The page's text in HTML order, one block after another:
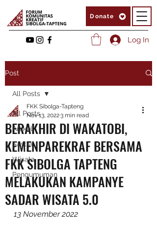
Donate
Log In
Post
All Posts
Artikel
Sastra
Wisata
Pengumuman
All Posts
BERAKHIR DI WAKATOBI,
KEMENPAREKRAF BERSAMA
FKK SIBOLGA TAPTENG
MELAKUKAN KAMPANYE
SADAR WISATA 5.0
FKK Sibolga-Tapteng
Nov 13, 20223 min read
13 November 2022